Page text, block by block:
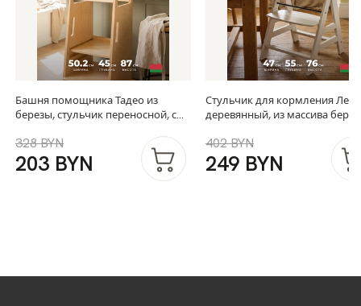
Башня помощника Тадео из
березы, стульчик переносной, с
328 BYN
203 BYN
Стульчик для кормления Лео
деревянный, из массива
402 BYN
249 BYN